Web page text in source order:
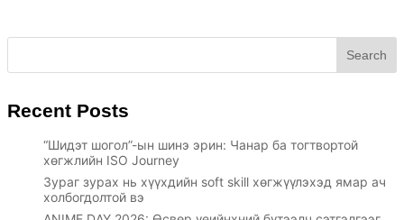
Search
Recent Posts
“Шидэт шогол”-ын шинэ эрин: Чанар ба тогтвортой
хөгжлийн ISO Journey
Зураг зурах нь хүүхдийн soft skill хөгжүүлэхэд ямар ач
холбогдолтой вэ